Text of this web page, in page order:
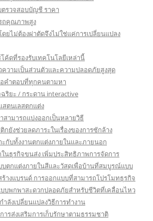
รวจสอบบัญชี ราคา
ถคุณภาพสูง
ยไม่ต้องผ่าตัดจึงไม่ใช่แค่การเปลี่ยนแปลง
ค้ดที่รองรับเทคโนโลยีเหล่านี้
ความเป็นส่วนตัวและความปลอดภัยสูงสุด
อคำตอบที่ทุกคนตามหา
ริยะ / กระดาน interactive
ตนเลสตกแต่ง
สามารถแบ่งออกเป็นหลายวิธี
กยังช่วยลดภาระในเรื่องของการซักล้าง
ะกับทั้งงานตกแต่งภายในและภายนอก
ในธุรกิจขนส่ง เพิ่มประสิทธิภาพการจัดการ
บตกแต่งภายในสีและวัสดุเพื่อบ้านที่สมบูรณ์แบบ
างแบรนด์ การออกแบบที่สามารถโปรโมทธุรกิจ
บบพกพาสะดวกปลอดภัยสำหรับชีวิตที่เคลื่อนไหว
ำลังเปลี่ยนแปลงวิธีการทำงาน
ารส่งเสริมการเก็บรักษาตามธรรมชาติ